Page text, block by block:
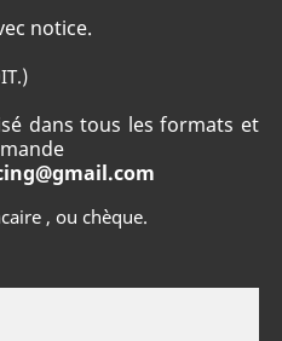
notice.
dans tous les formats et
, ou chèque.